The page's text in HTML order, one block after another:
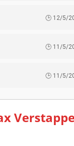
12/5/
11/5/
11/5/